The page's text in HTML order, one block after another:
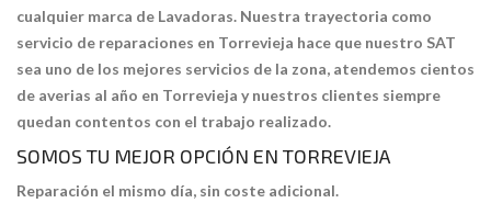
cualquier marca de Lavadoras. Nuestra trayectoria como
servicio de reparaciones en Torrevieja hace que nuestro SAT
sea uno de los mejores servicios de la zona, atendemos cientos
de averias al año en Torrevieja y nuestros clientes siempre
quedan contentos con el trabajo realizado.
SOMOS TU MEJOR OPCIÓN EN TORREVIEJA
Reparación el mismo día, sin coste adicional.